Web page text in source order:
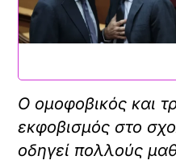
Ο ομοφοβικός και
εκφοβισμός στο
οδηγεί πολλούς